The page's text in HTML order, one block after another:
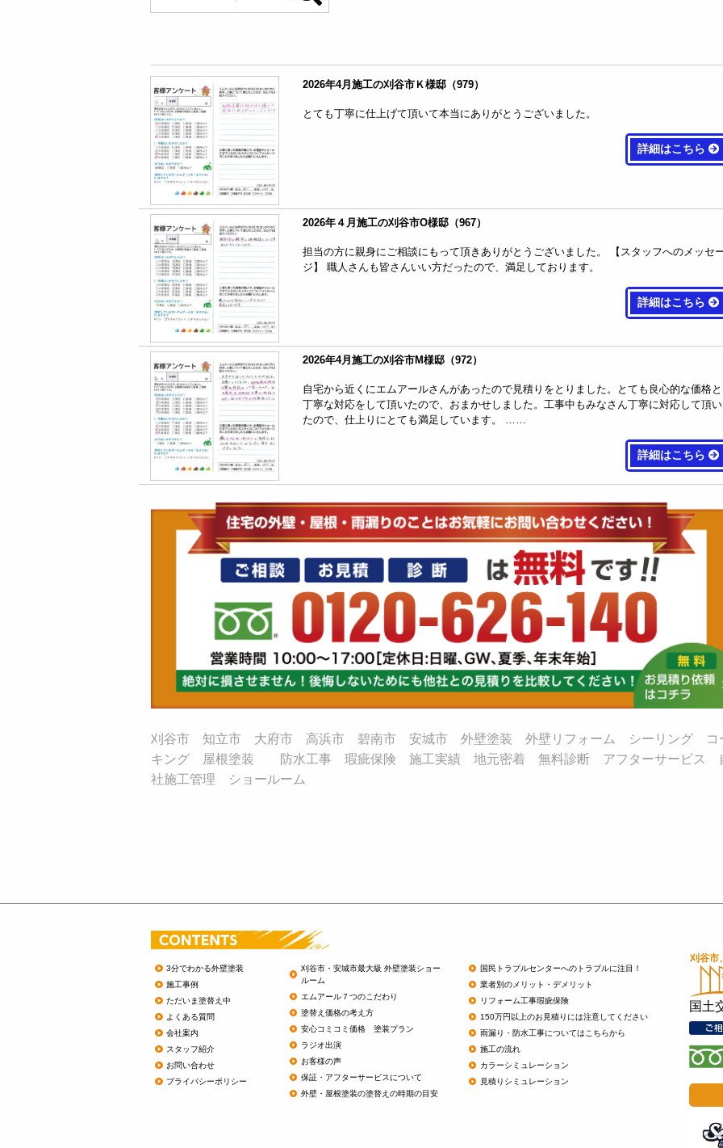
2026年4月施工の刈谷市Ｋ様邸（979）
とても丁寧に仕上げて頂いて本当にありがとうございました。
詳細はこちら
2026年４月施工の刈谷市O様邸（967）
担当の方に親身にご相談にもって頂きありがとうございました。 【スタッフへのメッセ
ジ】 職人さんも皆さんいい方だったので、満足しております。
詳細はこちら
2026年4月施工の刈谷市M様邸（972）
自宅から近くにエムアールさんがあったので見積りをとりました。とても良心的な価格と
丁寧な対応をして頂いたので、おまかせしました。工事中もみなさん丁寧に対応して頂い
たので、仕上りにとても満足しています。 ……
詳細はこちら
刈谷市 知立市 大府市 高浜市 碧南市 安城市 外壁塗装 外壁リフォーム シーリング コ
キング 屋根塗装 防水工事 瑕疵保険 施工実績 地元密着 無料診断 アフターサービス
社施工管理 ショールーム
3分でわかる外壁塗装
施工事例
ただいま塗替え中
よくある質問
会社案内
スタッフ紹介
お問い合わせ
プライバシーポリシー
刈谷市・安城市最大級 外壁塗装ショー
ルーム
エムアール７つのこだわり
塗替え価格の考え方
安心コミコミ価格 塗装プラン
ラジオ出演
お客様の声
保証・アフターサービスについて
外壁・屋根塗装の塗替えの時期の目安
国民トラブルセンターへのトラブルに注目！
業者別のメリット・デメリット
リフォーム工事瑕疵保険
150万円以上のお見積りには注意してください
雨漏り・防水工事についてはこちらから
施工の流れ
カラーシミュレーション
見積りシミュレーション
国土